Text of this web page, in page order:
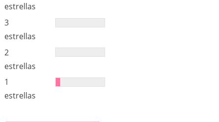
estrellas
3
estrellas
2
estrellas
1
estrellas